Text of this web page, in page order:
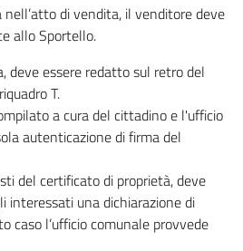
nell’atto di vendita, il venditore deve
allo Sportello.
deve essere redatto sul retro del
T.
a cura del cittadino e l'ufficio
autenticazione di firma del
del certificato di proprietà, deve
interessati una dichiarazione di
caso l’ufficio comunale provvede